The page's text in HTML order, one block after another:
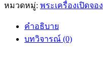
หมวดหมู่: พระเครื่องเปิดจอง
คำอธิบาย
บทวิจารณ์ (0)